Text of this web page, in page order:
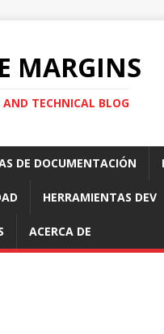
MARGINS
AND TECHNICAL BLOG
DE DOCUMENTACIÓN
HERRAMIENTAS DEV
ACERCA DE